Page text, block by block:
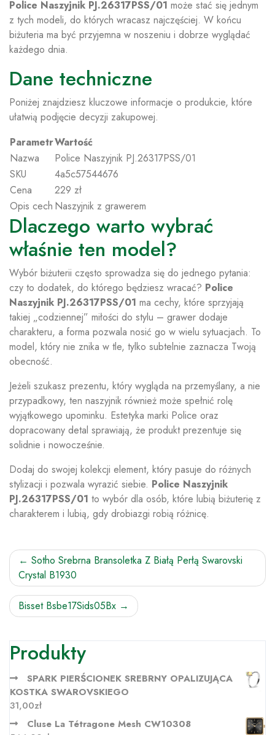
Police Naszyjnik PJ.26317PSS/01 może stać się jednym
z tych modeli, do których wracasz najczęściej. W końcu
biżuteria ma być przyjemna w noszeniu i dobrze wyglądać
każdego dnia.
Dane techniczne
Poniżej znajdziesz kluczowe informacje o produkcie, które
ułatwią podjęcie decyzji zakupowej.
ParametrWartość
Nazwa
Police Naszyjnik PJ.26317PSS/01
SKU
4a5c57544676
Cena
229 zł
Opis cech Naszyjnik z grawerem
Dlaczego warto wybrać
właśnie ten model?
Wybór biżuterii często sprowadza się do jednego pytania:
czy to dodatek, do którego będziesz wracać? Police
Naszyjnik PJ.26317PSS/01 ma cechy, które sprzyjają
takiej „codziennej” miłości do stylu – grawer dodaje
charakteru, a forma pozwala nosić go w wielu sytuacjach. To
model, który nie znika w tle, tylko subtelnie zaznacza Twoją
obecność.
Jeżeli szukasz prezentu, który wygląda na przemyślany, a nie
przypadkowy, ten naszyjnik również może spełnić rolę
wyjątkowego upominku. Estetyka marki Police oraz
dopracowany detal sprawiają, że produkt prezentuje się
solidnie i nowocześnie.
Dodaj do swojej kolekcji element, który pasuje do różnych
stylizacji i pozwala wyrazić siebie. Police Naszyjnik
PJ.26317PSS/01 to wybór dla osób, które lubią biżuterię z
charakterem i lubią, gdy drobiazgi robią różnicę.
Nawigacja
wpisu
Sotho Srebrna Bransoletka Z Białą Perłą Swarovski
Crystal B1930
Bisset Bsbe17Sids05Bx
Produkty
SPARK PIERŚCIONEK SREBRNY OPALIZUJĄCA
KOSTKA SWAROVSKIEGO
31,00zł
Cluse La Tétragone Mesh CW10308